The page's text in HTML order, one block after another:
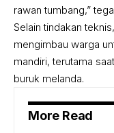
rawan tumbang,”
Selain tindakan
mengimbau warga
mandiri, terutama
buruk melanda.
More Read